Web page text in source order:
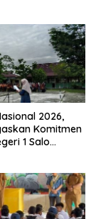
2026,
Komitmen
1 Salo